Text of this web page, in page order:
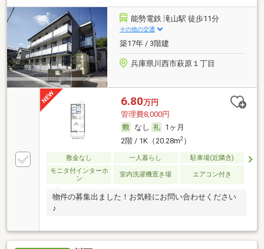
能勢電鉄 滝山駅 徒歩11分
その他の交通
築17年 / 3階建
兵庫県川西市萩原１丁目
6.80万円
管理費8,000円
なし
1ヶ月
2階 / 1K（20.28m2）
敷金なし 一人暮らし
駐車場(近隣含)
モニタ付インターホ
ン
室内洗濯機置き場 エアコン付き
物件の募集出ました！お気軽にお問い合わせください
♪